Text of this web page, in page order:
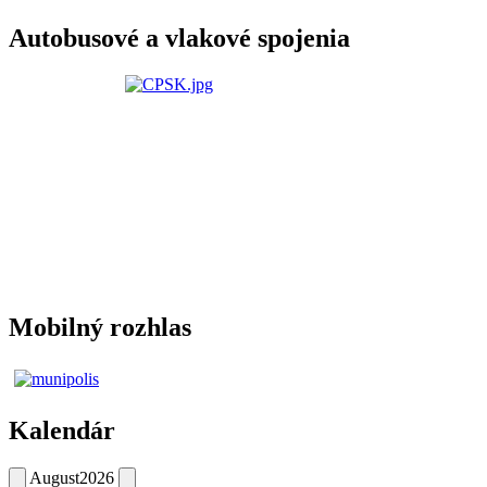
Autobusové a vlakové spojenia
Mobilný rozhlas
Kalendár
August2026